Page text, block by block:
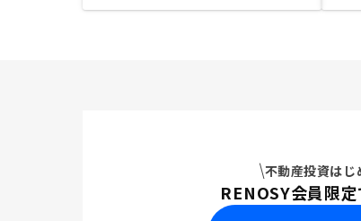
不動産投資はじ
RENOSY会員限定